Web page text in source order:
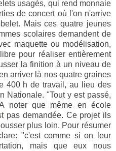
usagés, qui rend monnaie
de concert où l'on n'arrive
Mais ces quatre jeunes
scolaires demandent de
maquette ou modélisation,
pour réaliser entièrement
la finition à un niveau de
arriver là nos quatre graines
400 h de travail, au lieu des
Nationale. "Tout y est passé,
noter que même en école
pas demandée. Ce projet ils
plus loin. Pour résumer
"c'est comme si on leur
mais que eux nous